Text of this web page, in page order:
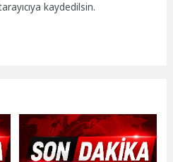
kaydedilsin.